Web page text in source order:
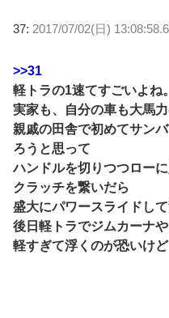
37: 2017/07/02(日)
>>31
軽トラの1速てすごいよね。
実家も、自分の車も大馬
親戚の田舎で初めてサン
ろうと思って
ハンドルを切りつつロー
クラッチを繋いだら
盛大にパワースライドして
後日軽トラでジムカーナ
軽すぎて浮くのが恐いけど